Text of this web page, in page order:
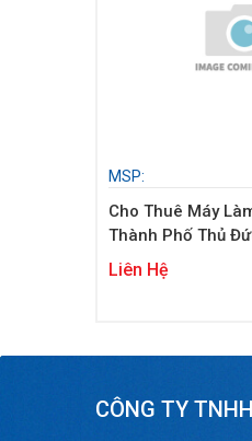
MSP:
Cho Thuê Máy
Thành Phố Thủ
Liên Hệ
CÔNG TY